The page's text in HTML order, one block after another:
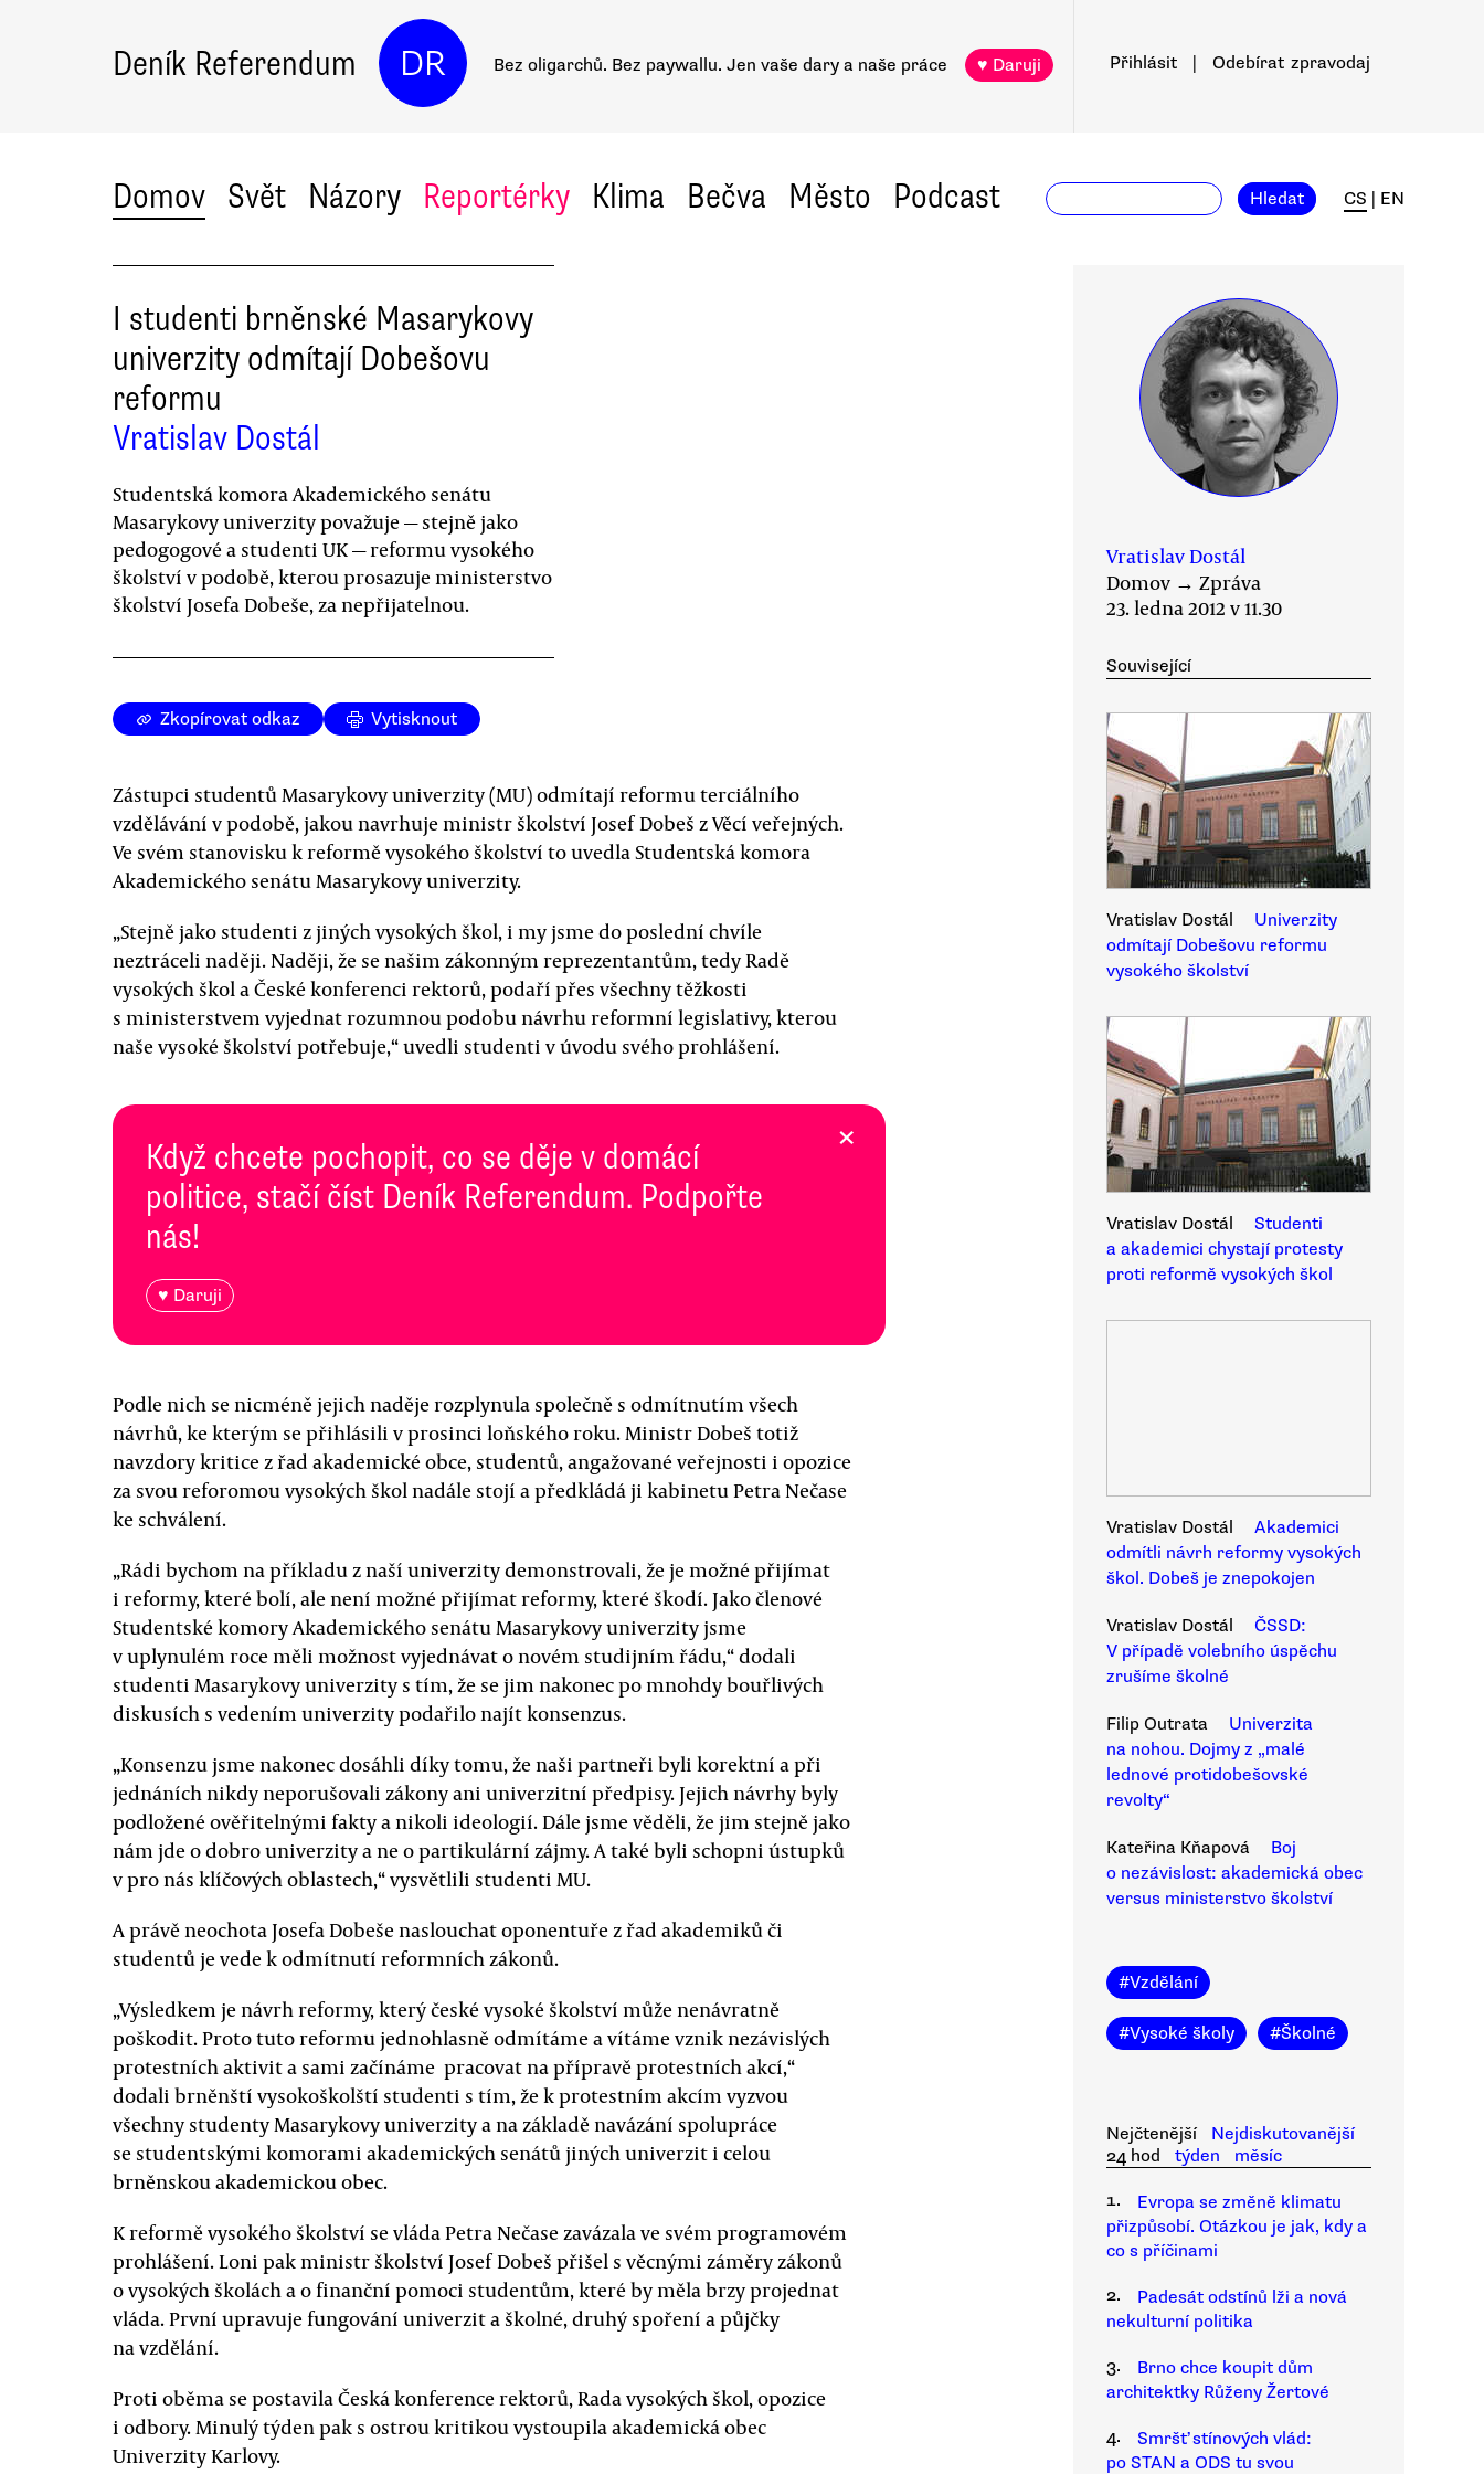
Deník Referendum DR Bez oligarchů. Bez paywallu. Jen vaše dary a naše práce ♥ Daruji Přihlásit Odebírat zpravodaj
Domov Svět Názory Reportérky Klima Bečva Město Podcast Hledat CS EN
I studenti brněnské Masarykovy
univerzity odmítají Dobešovu
reformu
Vratislav Dostál
Studentská komora Akademického senátu
Masarykovy univerzity považuje — stejně jako
pedogogové a studenti UK — reformu vysokého
školství v podobě, kterou prosazuje ministerstvo
školství Josefa Dobeše, za nepřijatelnou.
Zkopírovat odkaz Vytisknout
Zástupci studentů Masarykovy univerzity (MU) odmítají reformu terciálního
vzdělávání v podobě, jakou navrhuje ministr školství Josef Dobeš z Věcí veřejných.
Ve svém stanovisku k reformě vysokého školství to uvedla Studentská komora
Akademického senátu Masarykovy univerzity.
„Stejně jako studenti z jiných vysokých škol, i my jsme do poslední chvíle
neztráceli naději. Naději, že se našim zákonným reprezentantům, tedy Radě
vysokých škol a České konferenci rektorů, podaří přes všechny těžkosti
s ministerstvem vyjednat rozumnou podobu návrhu reformní legislativy, kterou
naše vysoké školství potřebuje,“ uvedli studenti v úvodu svého prohlášení.
Když chcete pochopit, co se děje v domácí
politice, stačí číst Deník Referendum. Podpořte
nás!
♥ Daruji
×
Podle nich se nicméně jejich naděje rozplynula společně s odmítnutím všech
návrhů, ke kterým se přihlásili v prosinci loňského roku. Ministr Dobeš totiž
navzdory kritice z řad akademické obce, studentů, angažované veřejnosti i opozice
za svou reforomou vysokých škol nadále stojí a předkládá ji kabinetu Petra Nečase
ke schválení.
„Rádi bychom na příkladu z naší univerzity demonstrovali, že je možné přijímat
i reformy, které bolí, ale není možné přijímat reformy, které škodí. Jako členové
Studentské komory Akademického senátu Masarykovy univerzity jsme
v uplynulém roce měli možnost vyjednávat o novém studijním řádu,“ dodali
studenti Masarykovy univerzity s tím, že se jim nakonec po mnohdy bouřlivých
diskusích s vedením univerzity podařilo najít konsenzus.
„Konsenzu jsme nakonec dosáhli díky tomu, že naši partneři byli korektní a při
jednáních nikdy neporušovali zákony ani univerzitní předpisy. Jejich návrhy byly
podložené ověřitelnými fakty a nikoli ideologií. Dále jsme věděli, že jim stejně jako
nám jde o dobro univerzity a ne o partikulární zájmy. A také byli schopni ústupků
v pro nás klíčových oblastech,“ vysvětlili studenti MU.
A právě neochota Josefa Dobeše naslouchat oponentuře z řad akademiků či
studentů je vede k odmítnutí reformních zákonů.
„Výsledkem je návrh reformy, který české vysoké školství může nenávratně
poškodit. Proto tuto reformu jednohlasně odmítáme a vítáme vznik nezávislých
protestních aktivit a sami začínáme pracovat na přípravě protestních akcí,“
dodali brněnští vysokoškolští studenti s tím, že k protestním akcím vyzvou
všechny studenty Masarykovy univerzity a na základě navázání spolupráce
se studentskými komorami akademických senátů jiných univerzit i celou
brněnskou akademickou obec.
K reformě vysokého školství se vláda Petra Nečase zavázala ve svém programovém
prohlášení. Loni pak ministr školství Josef Dobeš přišel s věcnými záměry zákonů
o vysokých školách a o finanční pomoci studentům, které by měla brzy projednat
vláda. První upravuje fungování univerzit a školné, druhý spoření a půjčky
na vzdělání.
Proti oběma se postavila Česká konference rektorů, Rada vysokých škol, opozice
i odbory. Minulý týden pak s ostrou kritikou vystoupila akademická obec
Univerzity Karlovy.
Vratislav Dostál
Domov → Zpráva
23. ledna 2012 v 11.30
Související
Vratislav Dostál
Univerzity
odmítají Dobešovu reformu
vysokého školství
Vratislav Dostál
Studenti
a akademici chystají protesty
proti reformě vysokých škol
Vratislav Dostál
Akademici
odmítli návrh reformy vysokých
škol. Dobeš je znepokojen
Vratislav Dostál
ČSSD:
V případě volebního úspěchu
zrušíme školné
Filip Outrata
Univerzita
na nohou. Dojmy z „malé
lednové protidobešovské
revolty“
Kateřina Kňapová
Boj
o nezávislost: akademická obec
versus ministerstvo školství
#Vzdělání
#Vysoké školy #Školné
Nejčtenější
Nejdiskutovanější
24 hod
týden
měsíc
1.
Evropa se změně klimatu
přizpůsobí. Otázkou je jak, kdy a
co s příčinami
2.
Padesát odstínů lži a nová
nekulturní politika
3.
Brno chce koupit dům
architektky Růženy Žertové
4.
Smršť stínových vlád:
po STAN a ODS tu svou